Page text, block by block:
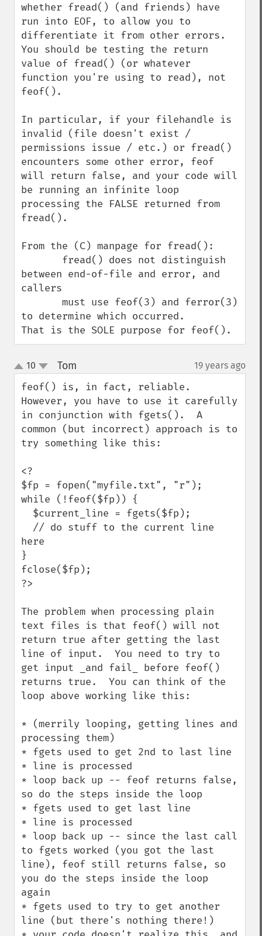
whether fread() (and friends) have
run into EOF, to allow you to
differentiate it from other errors.
You should be testing the return
value of fread() (or whatever
function you're using to read), not
feof().
In particular, if your filehandle is
invalid (file doesn't exist /
permissions issue / etc.) or fread()
encounters some other error, feof
will return false, and your code will
be running an infinite loop
processing the FALSE returned from
fread().
From the (C) manpage for fread():
between end-of-file and error, and
callers
to determine which occurred.
That is the SOLE purpose for feof().
up
down
10 Tom 19 years ago
feof() is, in fact, reliable.
However, you have to use it carefully
in conjunction with fgets().  A
common (but incorrect) approach is to
try something like this:
<?
$fp = fopen("myfile.txt", "r");
while (!feof($fp)) {
here
}
fclose($fp);
?>
The problem when processing plain
text files is that feof() will not
return true after getting the last
line of input.  You need to try to
get input _and fail_ before feof()
returns true.  You can think of the
loop above working like this:
* (merrily looping, getting lines and
processing them)
* fgets used to get 2nd to last line
* line is processed
* loop back up -- feof returns false,
so do the steps inside the loop
* fgets used to get last line
* line is processed
* loop back up -- since the last call
to fgets worked (you got the last
line), feof still returns false, so
you do the steps inside the loop
again
* fgets used to try to get another
line (but there's nothing there!)